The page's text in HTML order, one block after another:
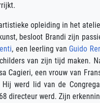
opleiding in het
besloot Brandi zijn
, een leerling van Guido
van zijn tijd maken.
Cagieri, een vrouw van
werd lid van de
directeur werd. Zijn